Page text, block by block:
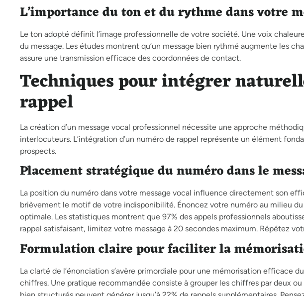
L’importance du ton et du rythme dans votre
Le ton adopté définit l’image professionnelle de votre société. Une voix
du message. Les études montrent qu’un message bien rythmé augmente les
assure une transmission efficace des coordonnées de contact.
Techniques pour intégrer
rappel
La création d’un message vocal professionnel nécessite une approche
interlocuteurs. L’intégration d’un numéro de rappel représente un élément
prospects.
Placement stratégique du numéro dans le
La position du numéro dans votre message vocal influence directement son
brièvement le motif de votre indisponibilité. Énoncez votre numéro au milieu
optimale. Les statistiques montrent que 97% des appels professionnels
rappel satisfaisant, limitez votre message à 20 secondes maximum. Répétez
Formulation claire pour faciliter la
La clarté de l’énonciation s’avère primordiale pour une mémorisation efficace
chiffres. Une pratique recommandée consiste à grouper les chiffres par deux